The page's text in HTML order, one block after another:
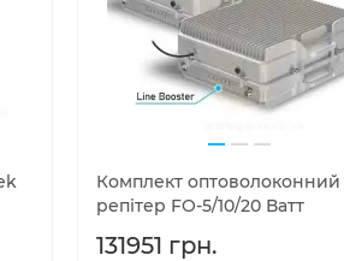
Комплект оптоволоконний
репітер FO-5/10/20 Ватт
131951 грн.